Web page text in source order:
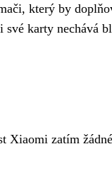
který by
své karty nechává
Xiaomi zatím žádné